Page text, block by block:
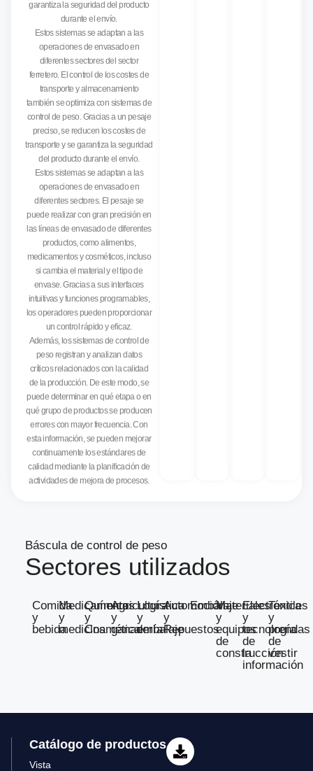
garantiza la seguridad del producto
durante el envío.
Estos sistemas se adaptan a las
operaciones de envasado en
diferentes sectores del sector
ferretero. El control de los costes de
transporte y almacenamiento
también se optimiza con sistemas de
control de peso. Gracias a un pesaje
preciso, se reducen los costes de
transporte y se garantiza la seguridad
del producto durante el envío.
Estos sistemas se adaptan a las
operaciones de envasado en
diferentes sectores. El pesaje se
puede realizar con gran precisión en
las líneas de envasado de diferentes
productos, como alimentos,
medicamentos y cosméticos, incluso
si cambia el material y el tipo de
envase. Gracias a sus interfaces
intuitivas y funciones programables,
los operadores pueden proporcionar
un control rápido y eficaz.
Además, los sistemas de control de
peso registran y analizan datos
críticos relacionados con la calidad
de la producción. De este modo, se
puede determinar en qué etapa o en
qué grupo de productos se producen
errores con mayor frecuencia. Con
esta información, se pueden mejorar
continuamente los estándares de
calidad mediante la planificación de
actividades de mejora de procesos.
Báscula de control de peso
Sectores utilizados
Comida
y
bebida
Medicamentos
y
medicina
Química
y
Cosmética
Agricultura
y
ganadería
Logística
y
embalaje
Automoción
y
Repuestos
EmbalajeMateriales
y
equipos
de
construcción
Electrónica
y
tecnología
de
la
información
Textiles
y
prendas
de
vestir
Catálogo de productos
Vista